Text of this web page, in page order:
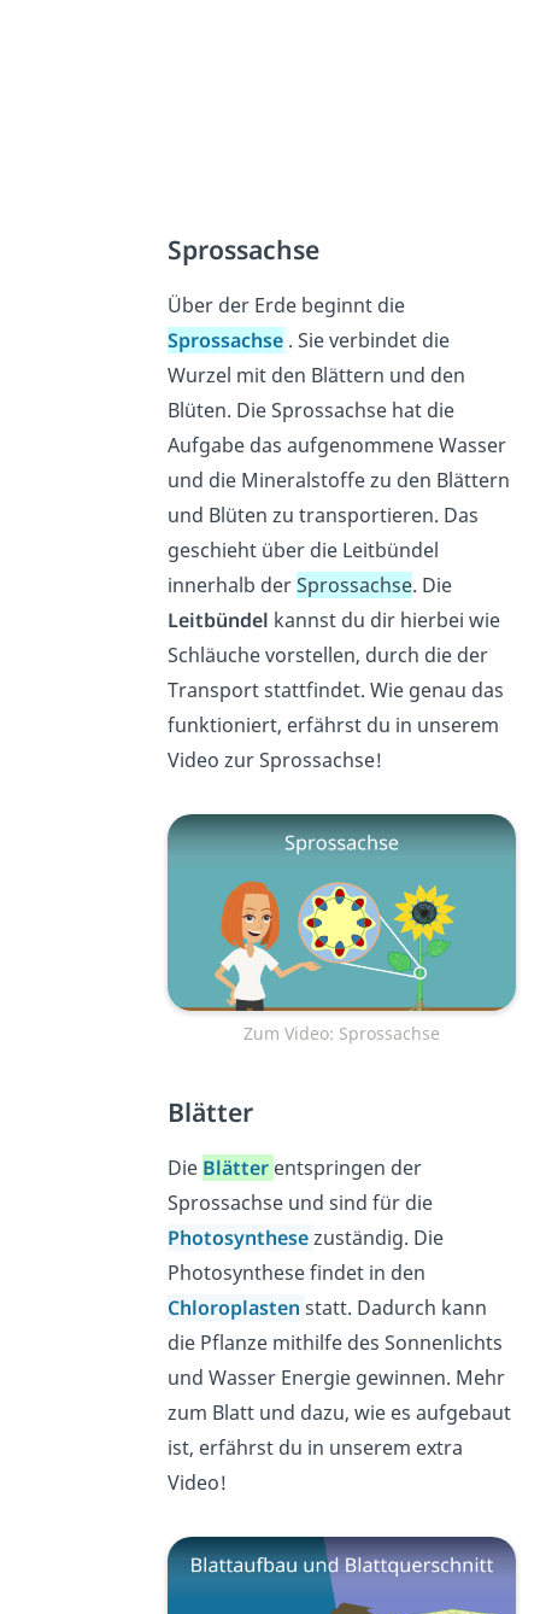
Sprossachse
Über der Erde beginnt die
Sprossachse . Sie verbindet die
Wurzel mit den Blättern und den
Blüten. Die Sprossachse hat die
Aufgabe das aufgenommene Wasser
und die Mineralstoffe zu den Blättern
und Blüten zu transportieren. Das
geschieht über die Leitbündel
innerhalb derSprossachse. Die
Leitbündel kannst du dir hierbei wie
Schläuche vorstellen, durch die der
Transport stattfindet. Wie genau das
funktioniert, erfährst du in unserem
Video zur Sprossachse!
Zum Video: Sprossachse
Blätter
Die Blätter entspringen der
Sprossachse und sind für die
Photosynthesezuständig. Die
Photosynthese findet in den
Chloroplastenstatt. Dadurch kann
die Pflanze mithilfe des Sonnenlichts
und Wasser Energie gewinnen. Mehr
zum Blatt und dazu, wie es aufgebaut
ist, erfährst du in unserem extra
Video!